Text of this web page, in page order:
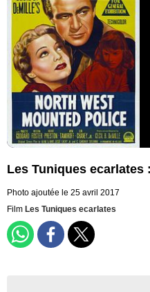
Les Tuniques ecarlates
Photo ajoutée le 25 avril 2017
Film Les Tuniques ecarlates